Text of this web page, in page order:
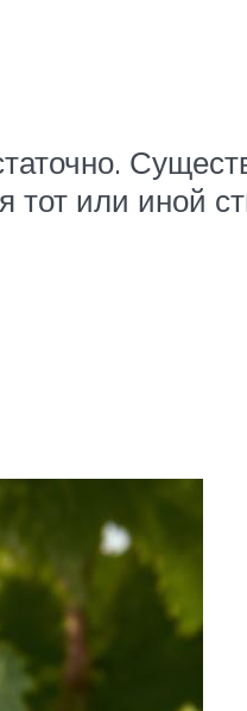
тот или иной